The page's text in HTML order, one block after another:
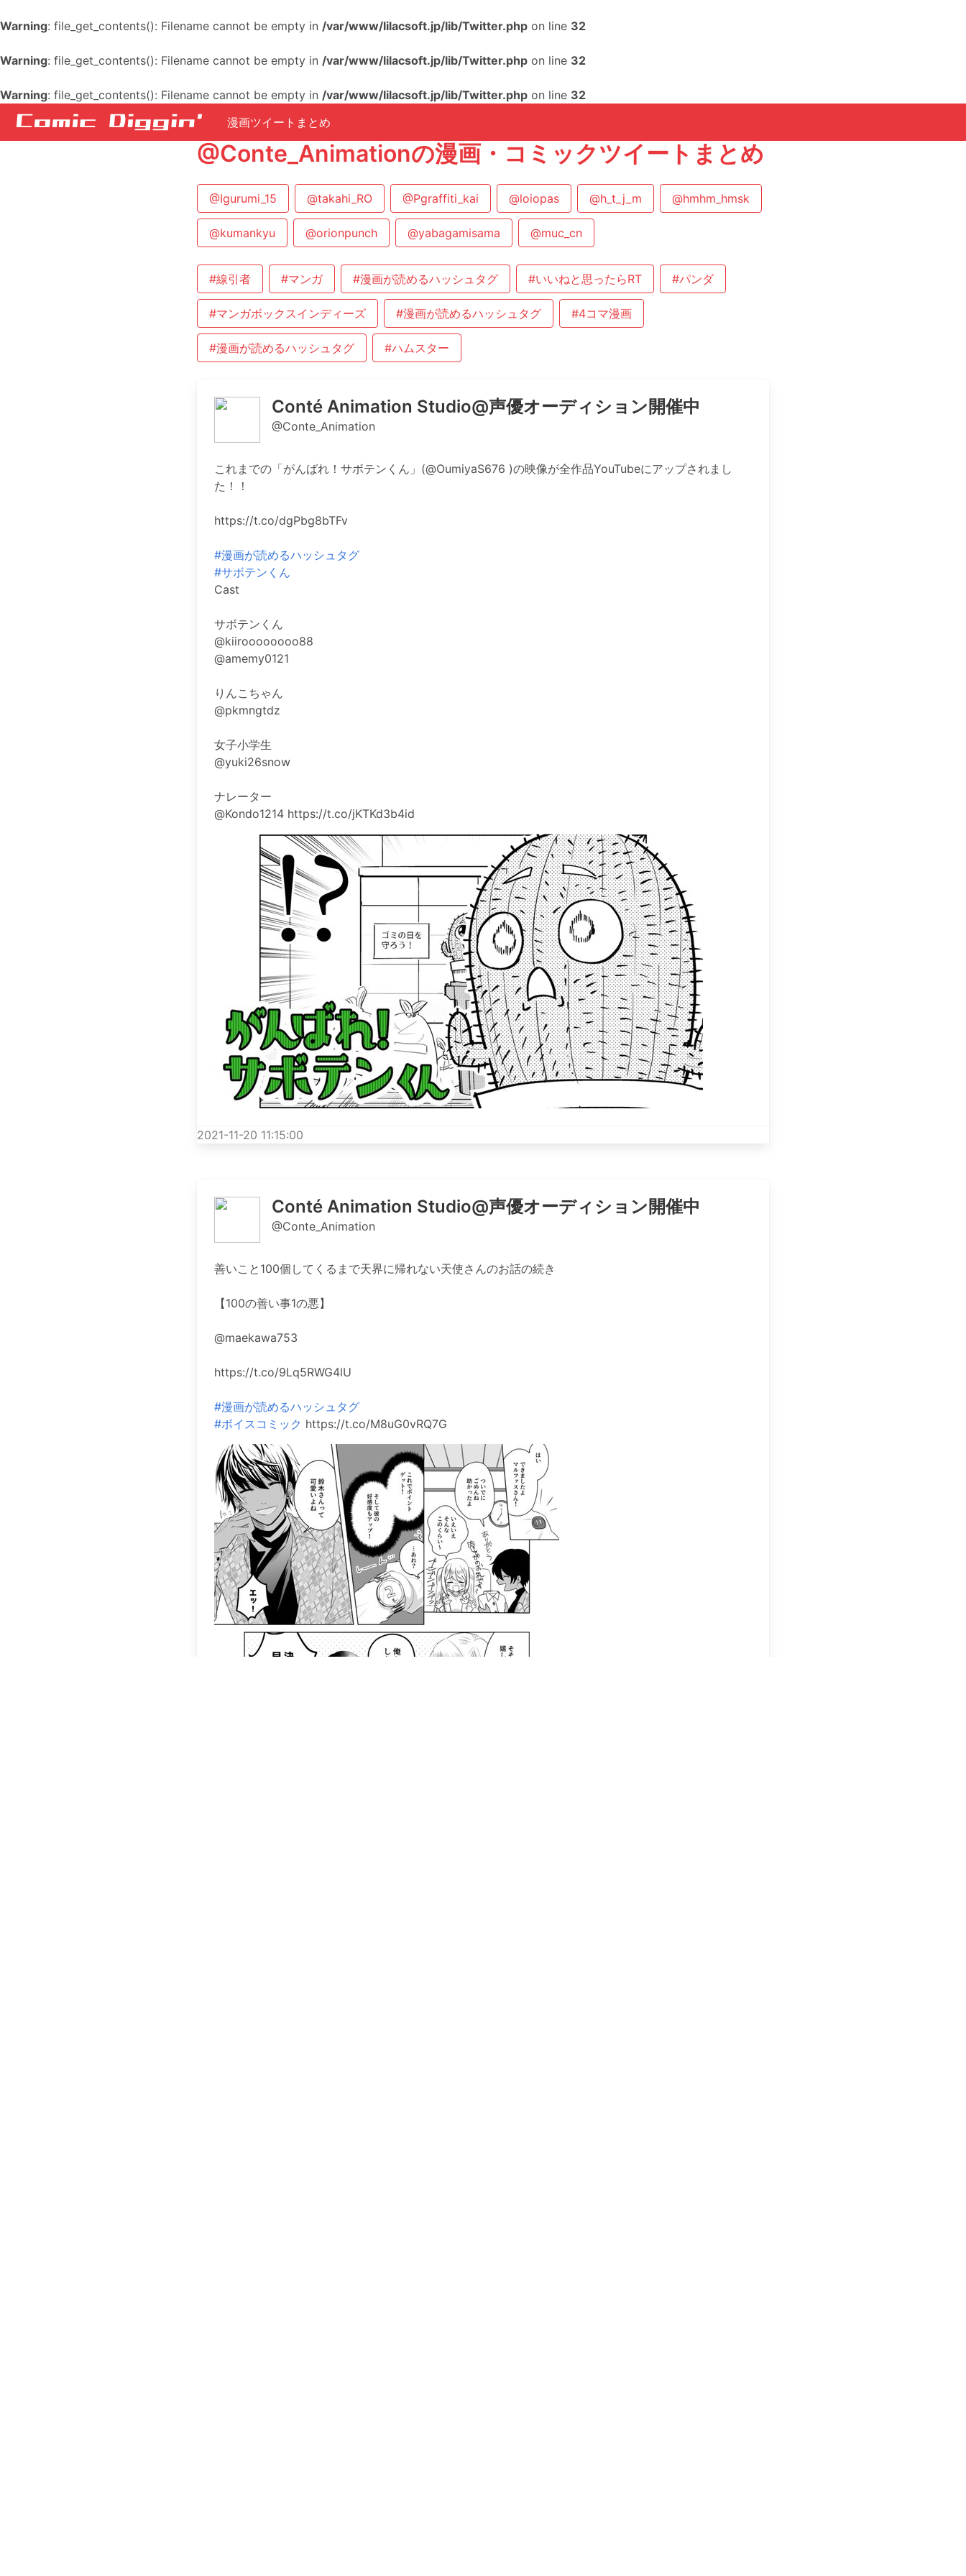
Warning: file_get_contents(): Filename cannot be empty in /var/www/lilacsoft.jp/lib/Twitter.php on line 32
Warning: file_get_contents(): Filename cannot be empty in /var/www/lilacsoft.jp/lib/Twitter.php on line 32
Warning: file_get_contents(): Filename cannot be empty in /var/www/lilacsoft.jp/lib/Twitter.php on line 32
漫画ツイートまとめ
@Conte_Animationの漫画・コミックツイートまとめ
@Igurumi_15 @takahi_RO @Pgraffiti_kai @loiopas @h_t_j_m @hmhm_hmsk
@kumankyu @orionpunch @yabagamisama @muc_cn
#線引者 #マンガ #漫画が読めるハッシュタグ #いいねと思ったらRT #パンダ
#マンガボックスインディーズ #漫画が読めるハッシュタグ #4コマ漫画
#漫画が読めるハッシュタグ #ハムスター
Conté Animation Studio@声優オーディション開催中
@Conte_Animation
これまでの「がんばれ！サボテンくん」(@OumiyaS676 )の映像が全作品YouTubeにアップされまし
た！！
https://t.co/dgPbg8bTFv
#漫画が読めるハッシュタグ
#サボテンくん
Cast
サボテンくん
@kiiroooooooo88
@amemy0121
りんこちゃん
@pkmngtdz
女子小学生
@yuki26snow
ナレーター
@Kondo1214 https://t.co/jKTKd3b4id
2021-11-20 11:15:00
Conté Animation Studio@声優オーディション開催中
@Conte_Animation
善いこと100個してくるまで天界に帰れない天使さんのお話の続き
【100の善い事1の悪】
@maekawa753
https://t.co/9Lq5RWG4lU
#漫画が読めるハッシュタグ
#ボイスコミック https://t.co/M8uG0vRQ7G